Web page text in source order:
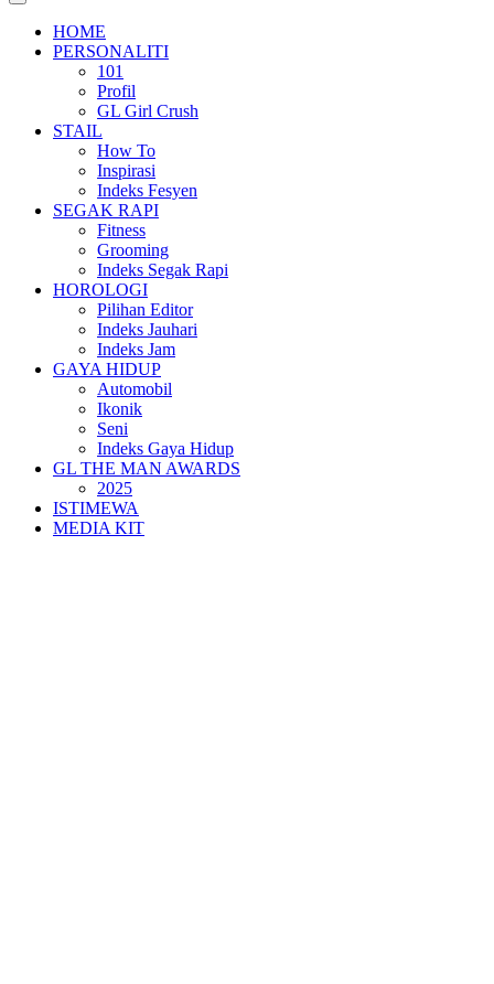
HOME
PERSONALITI
101
Profil
GL Girl Crush
STAIL
How To
Inspirasi
Indeks Fesyen
SEGAK RAPI
Fitness
Grooming
Indeks Segak Rapi
HOROLOGI
Pilihan Editor
Indeks Jauhari
Indeks Jam
GAYA HIDUP
Automobil
Ikonik
Seni
Indeks Gaya Hidup
GL THE MAN AWARDS
2025
ISTIMEWA
MEDIA KIT